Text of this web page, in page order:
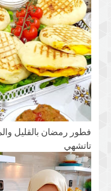
فطور رمضان بالقليل
تاتشهي